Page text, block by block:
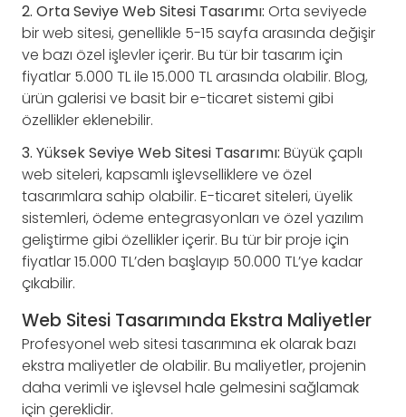
2. Orta Seviye Web Sitesi Tasarımı: Orta seviyede
bir web sitesi, genellikle 5-15 sayfa arasında değişir
ve bazı özel işlevler içerir. Bu tür bir tasarım için
fiyatlar 5.000 TL ile 15.000 TL arasında olabilir. Blog,
ürün galerisi ve basit bir e-ticaret sistemi gibi
özellikler eklenebilir.
3. Yüksek Seviye Web Sitesi Tasarımı: Büyük çaplı
web siteleri, kapsamlı işlevselliklere ve özel
tasarımlara sahip olabilir. E-ticaret siteleri, üyelik
sistemleri, ödeme entegrasyonları ve özel yazılım
geliştirme gibi özellikler içerir. Bu tür bir proje için
fiyatlar 15.000 TL’den başlayıp 50.000 TL’ye kadar
çıkabilir.
Web Sitesi Tasarımında Ekstra Maliyetler
Profesyonel web sitesi tasarımına ek olarak bazı
ekstra maliyetler de olabilir. Bu maliyetler, projenin
daha verimli ve işlevsel hale gelmesini sağlamak
için gereklidir.